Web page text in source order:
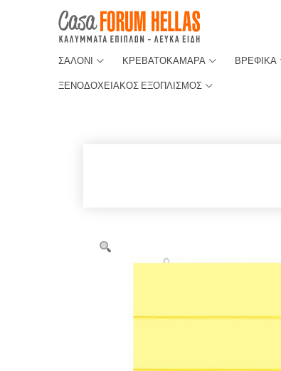
ΣΑΛΟΝΙ ΚΡΕΒΑΤΟΚΑΜΑΡΑ ΒΡΕΦΙΚΑ
ΞΕΝΟΔΟΧΕΙΑΚΟΣ ΕΞΟΠΛΙΣΜΟΣ